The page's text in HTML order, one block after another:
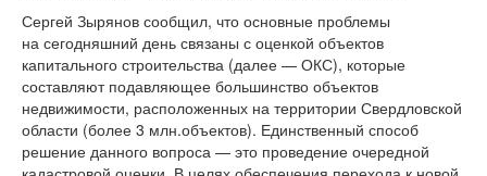
Сергей Зырянов сообщил, что основные проблемы
на сегодняшний день связаны с оценкой объектов
капитального строительства (далее — ОКС), которые
составляют подавляющее большинство объектов
недвижимости, расположенных на территории Свердловской
области (более 3 млн.объектов). Единственный способ
решение данного вопроса — это проведение очередной